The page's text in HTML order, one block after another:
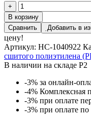
+
Количество
товара
Уголок
соединительный
90°
16×16
В корзину
Сравнить
Добавить в
цену!
Артикул: НС-1040922
сшитого полиэтилена
В наличии на складе Р2
-3% за онлайн-
-4% Комплексная
-3% при оплате
-3% при оплате по